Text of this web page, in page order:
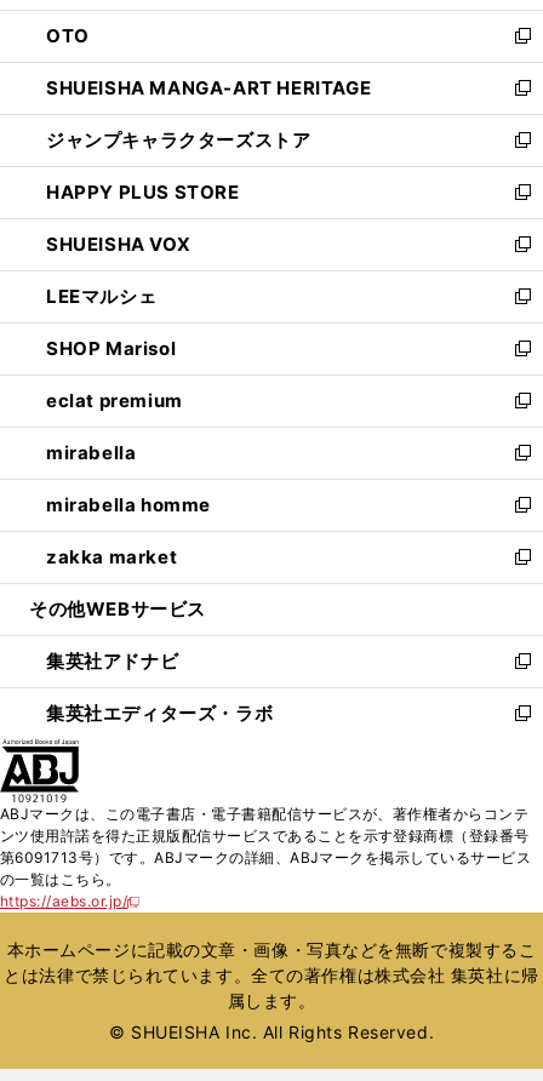
ウ
で
開
く
ン
ド
ウ
で
開
く
OTO
新
し
い
ウ
ィ
ン
ド
ウ
で
開
く
SHUEISHA MANGA-ART HERITAGE
新
し
い
ウ
ィ
ン
ド
ウ
で
開
く
ジャンプキャラクターズストア
新
し
い
ウ
ィ
ン
ド
ウ
で
開
く
HAPPY PLUS STORE
新
し
い
ウ
ィ
ン
ド
ウ
で
開
く
SHUEISHA VOX
新
し
い
ウ
ィ
ン
ド
ウ
で
開
く
LEEマルシェ
新
し
い
ウ
ィ
ン
ド
ウ
で
開
く
SHOP Marisol
新
し
い
ウ
ィ
ン
ド
ウ
で
開
eclat premium
新
し
い
ウ
ィ
ン
ド
ウ
開
く
mirabella
新
し
い
ウ
ィ
ン
ウ
で
開
く
mirabella homme
新
し
い
ウ
ン
ド
ウ
で
zakka market
新
し
ウ
ィ
ン
ド
く
その他WEBサービス
集英社アドナビ
新
し
い
ド
ウ
で
集英社エディターズ・ラボ
新
ィ
ン
ド
開
く
ABJマークは、この電子書店・電子書籍配信サービスが、著作権者からコンテ
ンツ使用許諾を得た正規版配信サービスであることを示す登録商標（登録番号
第6091713号）です。ABJマークの詳細、ABJマークを掲示しているサービス
の一覧はこちら。
https://aebs.or.jp/
新
い
ウ
ィ
ウ
本ホームページに記載の文章・画像・写真などを無断で複製するこ
とは法律で禁じられています。全ての著作権は株式会社 集英社に帰
属します。
© SHUEISHA Inc. All Rights Reserved.